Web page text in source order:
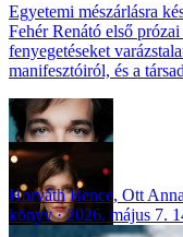
Egyetemi mészárlásra
Fehér Renátó első
fenyegetéseket
manifesztóiról, és a
Horváth Bence, Ott Anna
könyv
2026. május 7.